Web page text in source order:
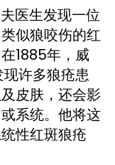
医生发现一位
似狼咬伤的红
1885年，威
现许多狼疮患
皮肤，还会影
系统。他将这
性红斑狼疮